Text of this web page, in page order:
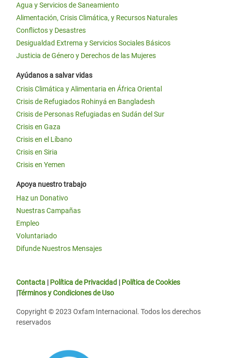
Agua y Servicios de Saneamiento
Alimentación, Crisis Climática, y Recursos Naturales
Conflictos y Desastres
Desigualdad Extrema y Servicios Sociales Básicos
Justicia de Género y Derechos de las Mujeres
Ayúdanos a salvar vidas
Crisis Climática y Alimentaria en África Oriental
Crisis de Refugiados Rohinyá en Bangladesh
Crisis de Personas Refugiadas en Sudán del Sur
Crisis en Gaza
Crisis en el Líbano
Crisis en Siria
Crisis en Yemen
Apoya nuestro trabajo
Haz un Donativo
Nuestras Campañas
Empleo
Voluntariado
Difunde Nuestros Mensajes
Contacta | Política de Privacidad | Política de Cookies
|Términos y Condiciones de Uso
Copyright © 2023 Oxfam Internacional. Todos los derechos
reservados